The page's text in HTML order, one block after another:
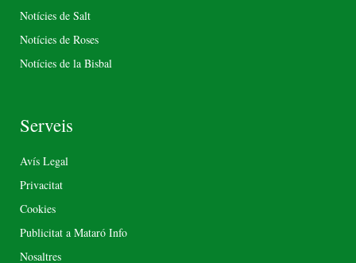
Notícies de Salt
Notícies de Roses
Notícies de la Bisbal
Serveis
Avís Legal
Privacitat
Cookies
Publicitat a Mataró Info
Nosaltres